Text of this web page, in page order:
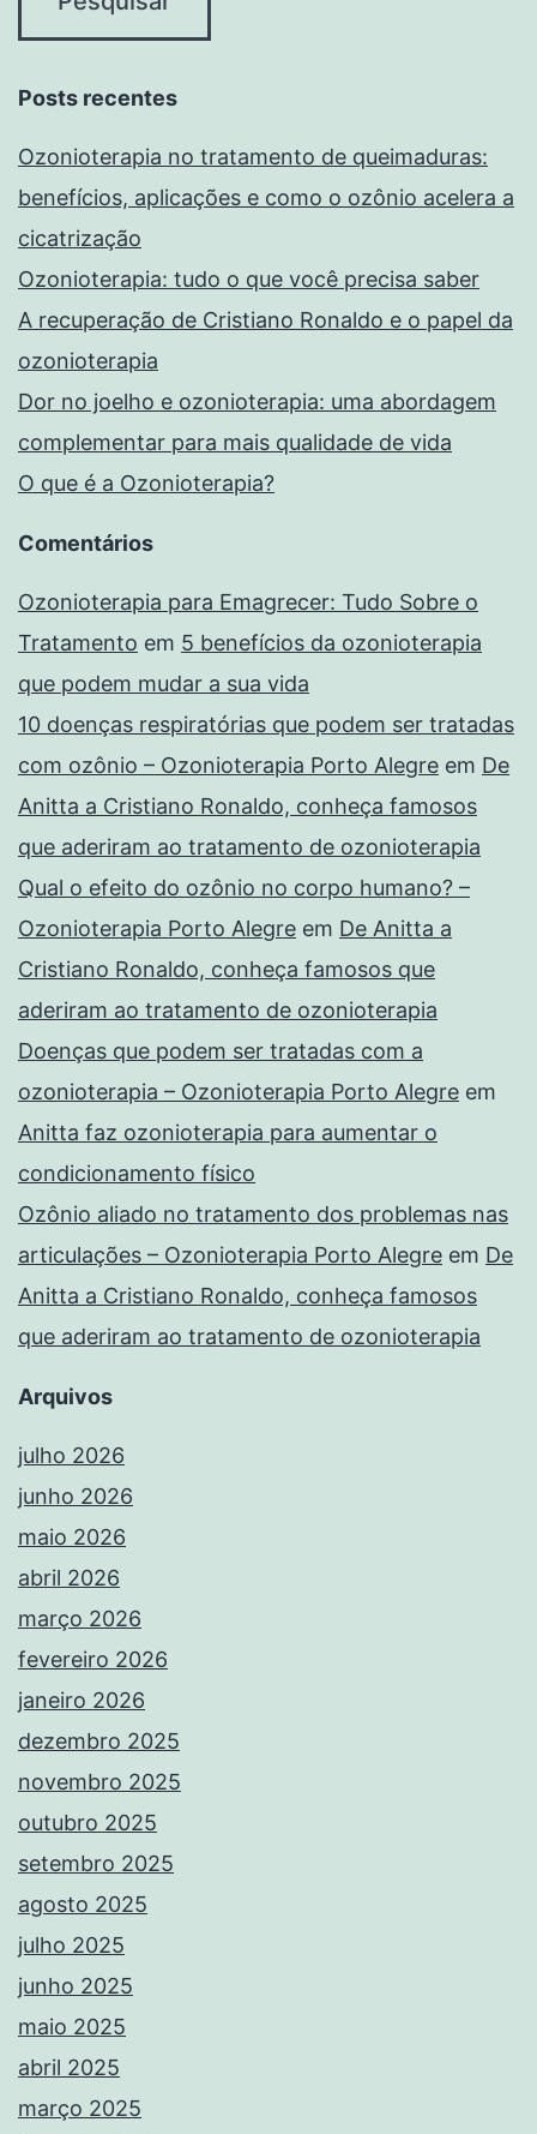
Posts recentes
Ozonioterapia no tratamento de queimaduras:
benefícios, aplicações e como o ozônio acelera a
cicatrização
Ozonioterapia: tudo o que você precisa saber
A recuperação de Cristiano Ronaldo e o papel da
ozonioterapia
Dor no joelho e ozonioterapia: uma abordagem
complementar para mais qualidade de vida
O que é a Ozonioterapia?
Comentários
Ozonioterapia para Emagrecer: Tudo Sobre o
Tratamento em 5 benefícios da ozonioterapia
que podem mudar a sua vida
10 doenças respiratórias que podem ser tratadas
com ozônio – Ozonioterapia Porto Alegre em De
Anitta a Cristiano Ronaldo, conheça famosos
que aderiram ao tratamento de ozonioterapia
Qual o efeito do ozônio no corpo humano? –
Ozonioterapia Porto Alegre em De Anitta a
Cristiano Ronaldo, conheça famosos que
aderiram ao tratamento de ozonioterapia
Doenças que podem ser tratadas com a
ozonioterapia – Ozonioterapia Porto Alegre em
Anitta faz ozonioterapia para aumentar o
condicionamento físico
Ozônio aliado no tratamento dos problemas nas
articulações – Ozonioterapia Porto Alegre em De
Anitta a Cristiano Ronaldo, conheça famosos
que aderiram ao tratamento de ozonioterapia
Arquivos
julho 2026
junho 2026
maio 2026
abril 2026
março 2026
fevereiro 2026
janeiro 2026
dezembro 2025
novembro 2025
outubro 2025
setembro 2025
agosto 2025
julho 2025
junho 2025
maio 2025
abril 2025
março 2025